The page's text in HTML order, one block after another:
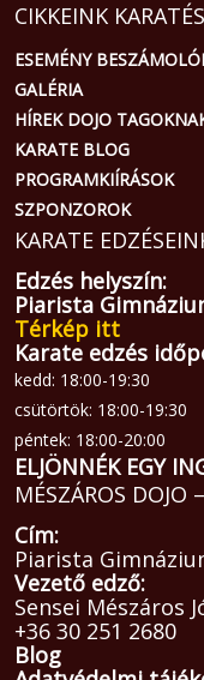
CIKKEINK
ESEMÉNY
GALÉRIA
HÍREK DOJO
KARATE BLOG
PROGRAMKIÍRÁSOK
SZPONZOROK
KARATE
Edzés helyszín:
Piarista
Térkép itt
Karate edzés
kedd: 18:00-19:30
csütörtök: 18:00-19:30
péntek: 18:00-20:00
ELJÖNNÉK EGY
MÉSZÁROS DOJO
Cím:
Piarista
Vezető edző:
Sensei Mészáros
+36 30 251 2680
Blog